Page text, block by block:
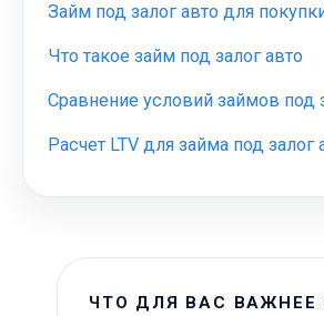
Займ под залог авто для
Что такое займ под залог авто
Сравнение условий займов под
Расчет LTV для займа под залог
ЧТО ДЛЯ ВАС